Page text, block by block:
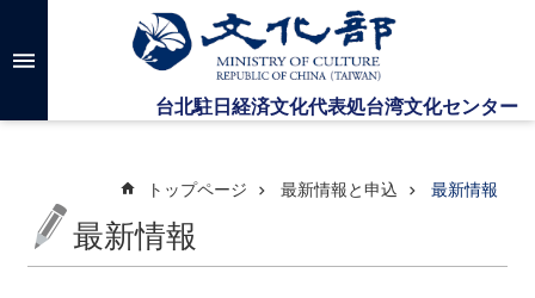
メインのコンテンツブロックにジャンプします
高
検
台
トップページ 最新情報と申込 最新情報
最新情報